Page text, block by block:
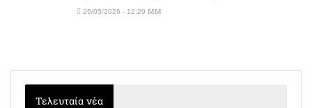
26/05/2026 - 12:29 ΜΜ
Τελευταία νέα